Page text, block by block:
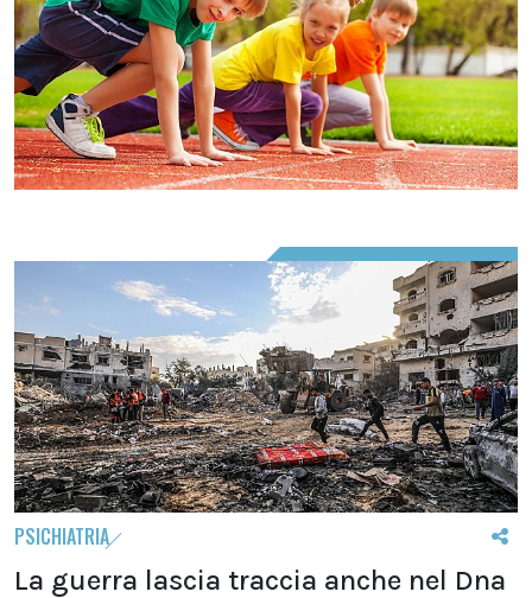
PSICHIATRIA
La guerra lascia traccia anche nel Dna